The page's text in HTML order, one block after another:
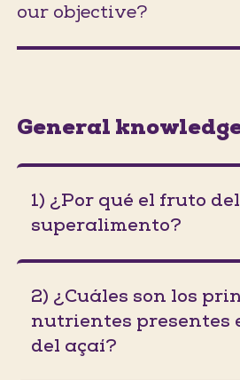
our objective?(Jumps to
General
1) ¿Por qué el fruto
superalimento?
2) ¿Cuáles son los
nutrientes presentes
del açaí?